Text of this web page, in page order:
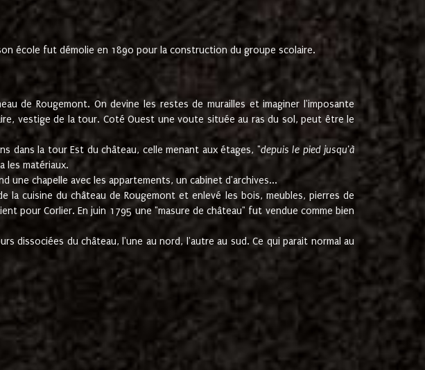
école fut démolie en 1890 pour la construction du groupe scolaire.
de Rougemont. On devine les restes de murailles et imaginer l'imposante
vestige de la tour. Coté Ouest une voute située au ras du sol, peut être le
dans la tour Est du château, celle menant aux étages, "depuis le pied jusqu'à
les matériaux.
une chapelle avec les appartements, un cabinet d'archives...
cuisine du château de Rougemont et enlevé les bois, meubles, pierres de
pour Corlier. En juin 1795 une "masure de château" fut vendue comme bien
dissociées du château, l'une au nord, l'autre au sud. Ce qui parait normal au